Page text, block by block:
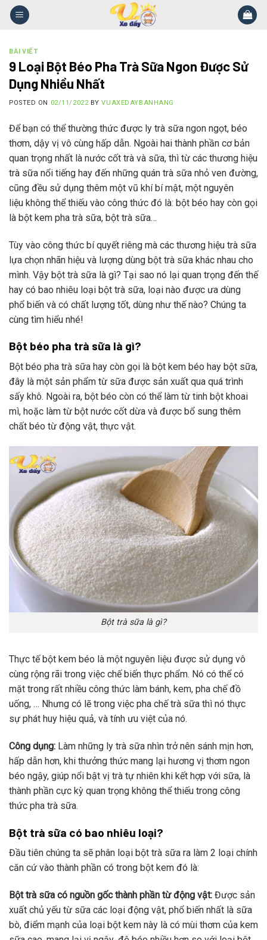
Skip
BÀI VIẾT
9 Loại Bột Béo Pha Trà Sữa Ngon Được Sử
Dụng Nhiều Nhất
POSTED ON 02/11/2022BYVUAXEDAYBANHANG
Để bạn có thể thường thức được ly trà sữa ngon ngọt, béo
thơm, dậy vị vô cùng hấp dẫn. Ngoài hai thành phần cơ bản
quan trọng nhất là nước cốt trà và sữa, thì từ các thương hiệu
trà sữa nổi tiếng hay đến những quán trà sữa nhỏ ven đường,
cũng đều sử dụng thêm một vũ khí bí mật, một nguyên
liệu không thể thiếu vào công thức đó là: bột béo hay còn gọi
là bột kem pha trà sữa, bột trà sữa…
Tùy vào công thức bí quyết riêng mà các thương hiệu trà sữa
lựa chọn nhãn hiệu và lượng dùng bột trà sữa khác nhau cho
mình. Vậy bột trà sữa là gì? Tại sao nó lại quan trọng đến thế
hay có bao nhiêu loại bột trà sữa, loại nào được ưa dùng
phổ biến và có chất lượng tốt, dùng như thế nào? Chúng ta
cùng tìm hiểu nhé!
Bột béo pha trà sữa là gì?
Bột béo pha trà sữa hay còn gọi là bột kem béo hay bột sữa,
đây là một sản phẩm từ sữa được sản xuất qua quá trình
sấy khô. Ngoài ra, bột béo còn có thể làm từ tinh bột khoai
mì, hoặc làm từ bột nước cốt dừa và được bổ sung thêm
chất béo từ động vật, thực vật.
Bột trà sữa là gì?
Thực tế bột kem béo là một nguyên liệu được sử dụng vô
cùng rộng rãi trong việc chế biến thực phẩm. Nó có thể có
mặt trong rất nhiều công thức làm bánh, kem, pha chế đồ
uống, … Nhưng có lẽ trong việc pha chế trà sữa thì nó thực
sự phát huy hiệu quả, và tính ưu việt của nó.
Công dụng: Làm những ly trà sữa nhìn trở nên sánh mịn hơn,
hấp dẫn hơn, khi thưởng thức mang lại hương vị thơm ngon
béo ngậy, giúp nổi bật vị trà tự nhiên khi kết hợp với sữa, là
thành phần cực kỳ quan trọng không thể thiếu trong công
thức pha trà sữa.
Bột trà sữa có bao nhiêu loại?
Đầu tiên chúng ta sẽ phân loại bột trà sữa ra làm 2 loại chính
căn cứ vào thành phần có trong bột kem đó là:
Bột trà sữa có nguồn gốc thành phần từ động vật: Được sản
xuất chủ yếu từ sữa các loại động vật, phổ biến nhất là sữa
bò, điểm mạnh của loại bột kem này là có mùi thơm của kem